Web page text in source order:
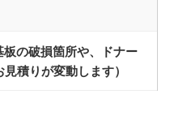
板の破損箇所や、ドナー
積りが変動します）